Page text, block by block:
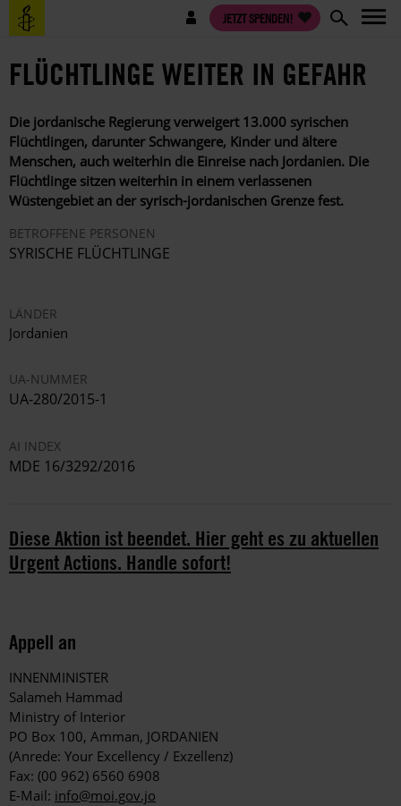
Direkt
zum
Benutzermenü JETZT SPENDEN!
FLÜCHTLINGE WEITER IN GEFAHR
Die jordanische Regierung verweigert 13.000 syrischen
Flüchtlingen, darunter Schwangere, Kinder und ältere
Menschen, auch weiterhin die Einreise nach Jordanien. Die
Flüchtlinge sitzen weiterhin in einem verlassenen
Wüstengebiet an der syrisch-jordanischen Grenze fest.
BETROFFENE PERSONEN
SYRISCHE FLÜCHTLINGE
LÄNDER
Jordanien
UA-NUMMER
UA-280/2015-1
AI INDEX
MDE 16/3292/2016
Diese Aktion ist beendet. Hier geht es zu aktuellen
Urgent Actions. Handle sofort!
Appell an
INNENMINISTER
Salameh Hammad
Ministry of Interior
PO Box 100, Amman, JORDANIEN
(Anrede: Your Excellency / Exzellenz)
Fax: (00 962) 6560 6908
E-Mail: info@moi.gov.jo